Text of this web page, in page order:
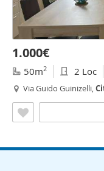
1.000€
50m2 2 Loc
Via Guido Guinizelli,